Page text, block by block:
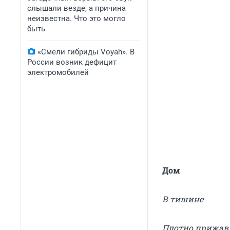
слышали везде, а причина
неизвестна. Что это могло
быть
«Смели гибриды Voyah». В
России возник дефицит
электромобилей
Дом
В тишине
Плотно